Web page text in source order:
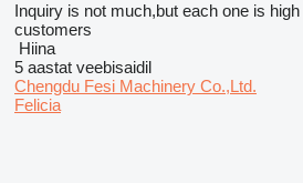
Inquiry is not much,but each one is
customers
Hiina
5 aastat veebisaidil
Chengdu Fesi Machinery Co.,Ltd.
Felicia